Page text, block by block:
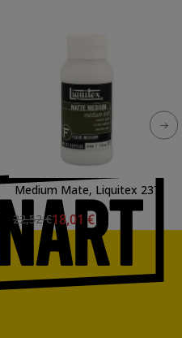
Medium Mate, Liquitex 237
ml.
22,52 €18,01 €